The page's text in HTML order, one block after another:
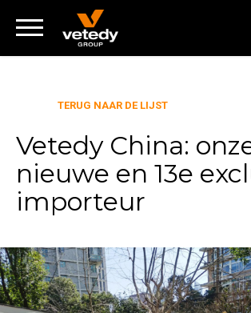
TERUG NAAR DE LIJST
Vetedy China:
nieuwe en 13e
importeur